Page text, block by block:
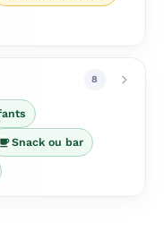
8
Snack ou bar